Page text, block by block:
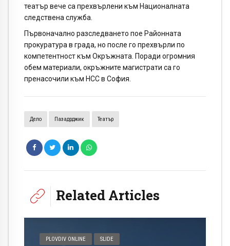
театър вече са прехвърлени към Националната
следствена служба.
Първоначално разследването пое Районната
прокуратура в града, но после го прехвърли по
компетентност към Окръжната. Поради огромния
обем материали, окръжните магистрати са го
пренасочили към НСС в София.
Дело Пазадрджик Театър
Related Articles
PLOVDIV ONLINE SLIDE